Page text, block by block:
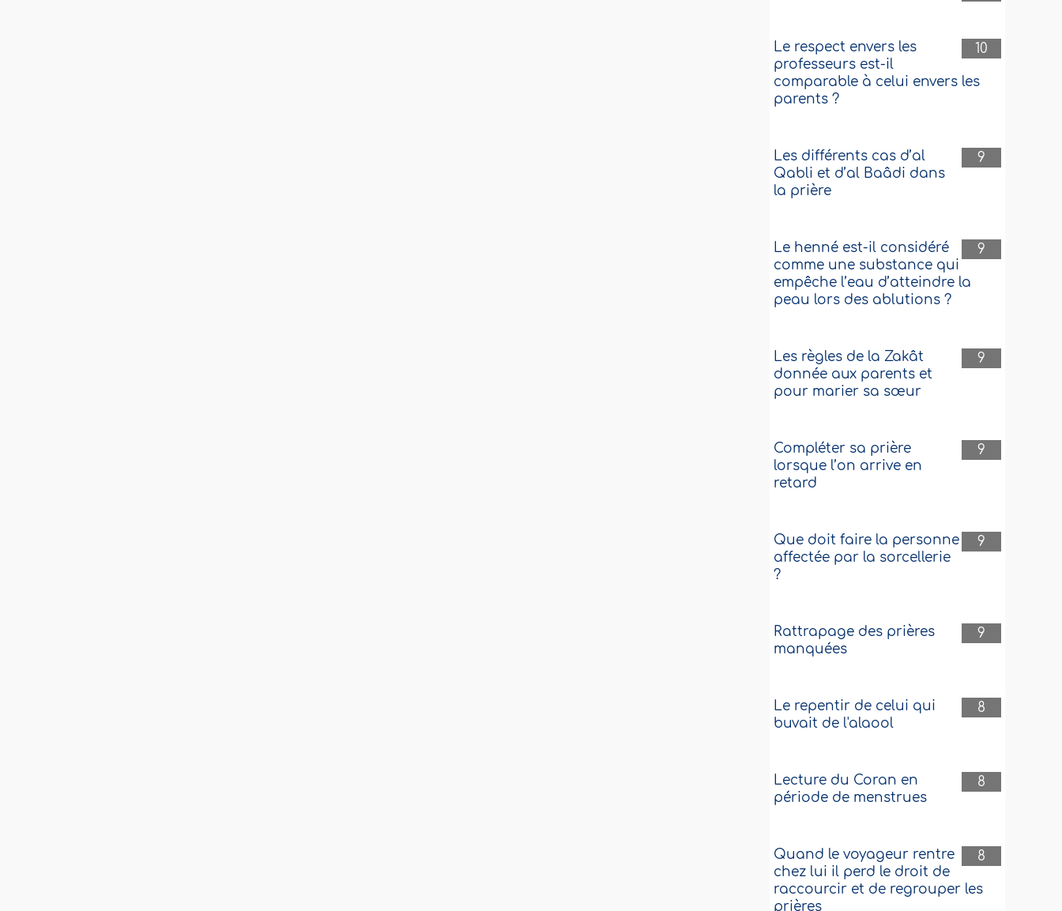
10
Le respect envers les
professeurs est-il
comparable à celui envers les
parents ?
9
Les différents cas d’al
Qabli et d’al Baâdi dans
la prière
9
Le henné est-il considéré
comme une substance qui
empêche l’eau d’atteindre la
peau lors des ablutions ?
9
Les règles de la Zakât
donnée aux parents et
pour marier sa sœur
9
Compléter sa prière
lorsque l’on arrive en
retard
9
Que doit faire la personne
affectée par la sorcellerie
?
9
Rattrapage des prières
manquées
8
Le repentir de celui qui
buvait de l'alaool
8
Lecture du Coran en
période de menstrues
8
Quand le voyageur rentre
chez lui il perd le droit de
raccourcir et de regrouper les
prières